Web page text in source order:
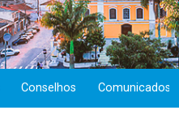
Conselhos Comunicados